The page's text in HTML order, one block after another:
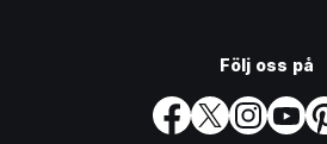
Följ oss på